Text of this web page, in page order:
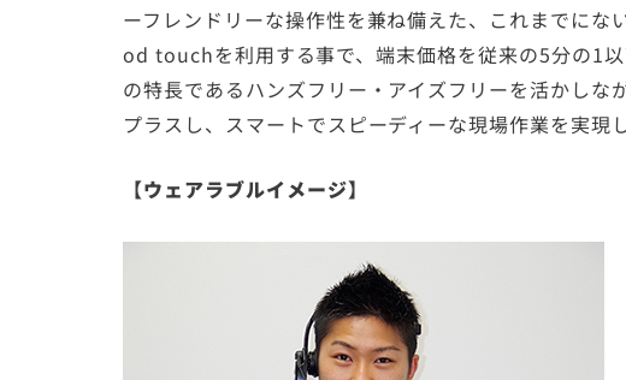
ーフレンドリーな操作性を兼ね備えた、これまでに
od touchを利用する事で、端末価格を従来の5分の1
の特長であるハンズフリー・アイズフリーを活かし
プラスし、スマートでスピーディーな現場作業を実現し
【ウェアラブルイメージ】